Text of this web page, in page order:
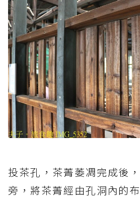
投茶孔，茶菁萎凋完成後
旁，將茶菁經由孔洞內的